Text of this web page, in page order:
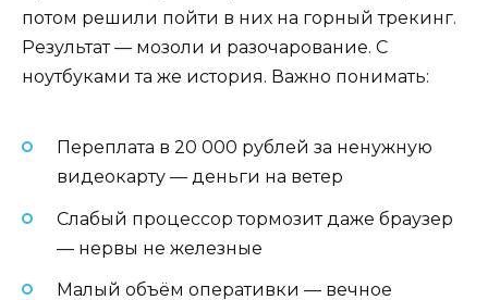
потом решили пойти в них на горный трекинг.
Результат — мозоли и разочарование. С
ноутбуками та же история. Важно понимать:
Переплата в 20 000 рублей за ненужную
видеокарту — деньги на ветер
Слабый процессор тормозит даже браузер
— нервы не железные
Малый объём оперативки — вечное